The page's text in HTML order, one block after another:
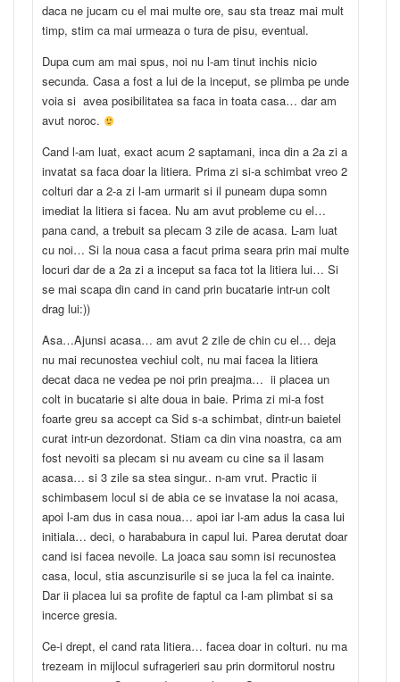
daca ne jucam cu el mai multe ore, sau sta treaz mai mult
timp, stim ca mai urmeaza o tura de pisu, eventual.
Dupa cum am mai spus, noi nu l-am tinut inchis nicio
secunda. Casa a fost a lui de la inceput, se plimba pe unde
voia si avea posibilitatea sa faca in toata casa… dar am
avut noroc.
Cand l-am luat, exact acum 2 saptamani, inca din a 2a zi a
invatat sa faca doar la litiera. Prima zi si-a schimbat vreo 2
colturi dar a 2-a zi l-am urmarit si il puneam dupa somn
imediat la litiera si facea. Nu am avut probleme cu el…
pana cand, a trebuit sa plecam 3 zile de acasa. L-am luat
cu noi… Si la noua casa a facut prima seara prin mai multe
locuri dar de a 2a zi a inceput sa faca tot la litiera lui… Si
se mai scapa din cand in cand prin bucatarie intr-un colt
drag lui:))
Asa…Ajunsi acasa… am avut 2 zile de chin cu el… deja
nu mai recunostea vechiul colt, nu mai facea la litiera
decat daca ne vedea pe noi prin preajma… ii placea un
colt in bucatarie si alte doua in baie. Prima zi mi-a fost
foarte greu sa accept ca Sid s-a schimbat, dintr-un baietel
curat intr-un dezordonat. Stiam ca din vina noastra, ca am
fost nevoiti sa plecam si nu aveam cu cine sa il lasam
acasa… si 3 zile sa stea singur.. n-am vrut. Practic ii
schimbasem locul si de abia ce se invatase la noi acasa,
apoi l-am dus in casa noua… apoi iar l-am adus la casa lui
initiala… deci, o harababura in capul lui. Parea derutat doar
cand isi facea nevoile. La joaca sau somn isi recunostea
casa, locul, stia ascunzisurile si se juca la fel ca inainte.
Dar ii placea lui sa profite de faptul ca l-am plimbat si sa
incerce gresia.
Ce-i drept, el cand rata litiera… facea doar in colturi. nu ma
trezeam in mijlocul sufragerieri sau prin dormitorul nostru